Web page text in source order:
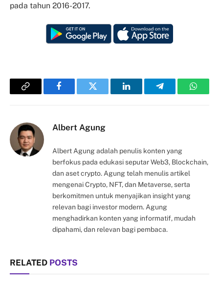
pada tahun 2016-2017.
Copy
FacebookTwitter LinkedInTelegram
Albert Agung
Albert Agung adalah penulis konten yang
berfokus pada edukasi seputar Web3, Blockchain,
dan aset crypto. Agung telah menulis artikel
mengenai Crypto, NFT, dan Metaverse, serta
berkomitmen untuk menyajikan insight yang
relevan bagi investor modern. Agung
menghadirkan konten yang informatif, mudah
dipahami, dan relevan bagi pembaca.
RELATED POSTS